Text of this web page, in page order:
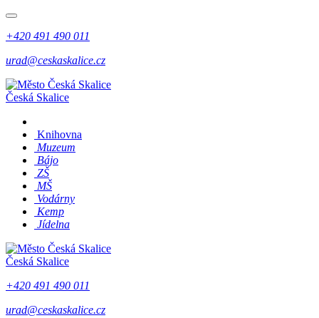
+420 491 490 011
urad@ceskaskalice.cz
Česká Skalice
Knihovna
Muzeum
Bájo
ZŠ
MŠ
Vodárny
Kemp
Jídelna
Česká Skalice
+420 491 490 011
urad@ceskaskalice.cz